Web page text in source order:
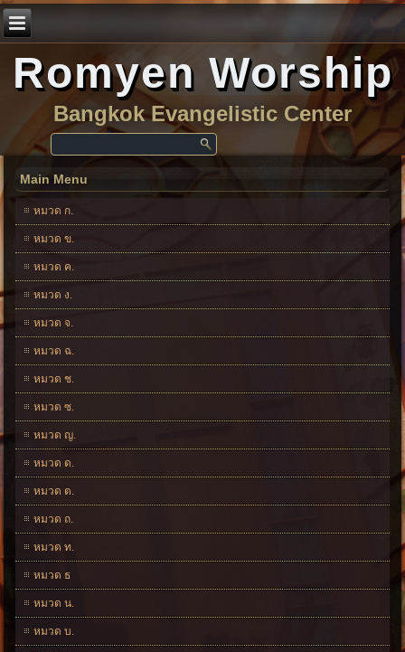
Romyen Worship
Bangkok Evangelistic Center
Main Menu
หมวด ก.
หมวด ข.
หมวด ค.
หมวด ง.
หมวด จ.
หมวด ฉ.
หมวด ช.
หมวด ซ.
หมวด ญ.
หมวด ด.
หมวด ต.
หมวด ถ.
หมวด ท.
หมวด ธ
หมวด น.
หมวด บ.